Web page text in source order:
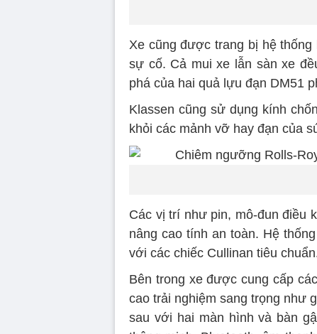
Xe cũng được trang bị hệ
sự cố. Cả mui xe lẫn sàn xe
phá của hai quả lựu đạn DM51
Klassen cũng sử dụng kính
khỏi các mảnh vỡ hay đạn của
Các vị trí như pin, mô-đun điều
nâng cao tính an toàn. Hệ
với các chiếc Cullinan tiêu
Bên trong xe được cung cấp
cao trải nghiệm sang trọng như
sau với hai màn hình và bàn